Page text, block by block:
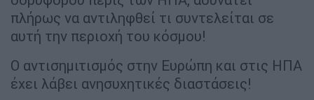
πλήρως να αντιληφθεί τι συντελείται σε
αυτή την περιοχή του κόσμου!
Ο αντισημιτισμός στην Ευρώπη και στις ΗΠΑ
έχει λάβει ανησυχητικές διαστάσεις!